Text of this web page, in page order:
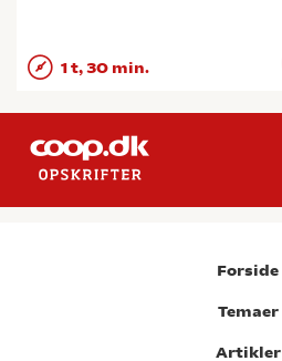
1 t, 30 min.
Forside
Temaer
Artikler